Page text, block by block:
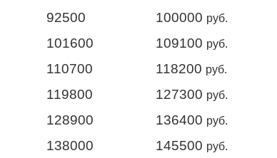
92500 100000 руб.
101600 109100 руб.
110700 118200 руб.
119800 127300 руб.
128900 136400 руб.
138000 145500 руб.